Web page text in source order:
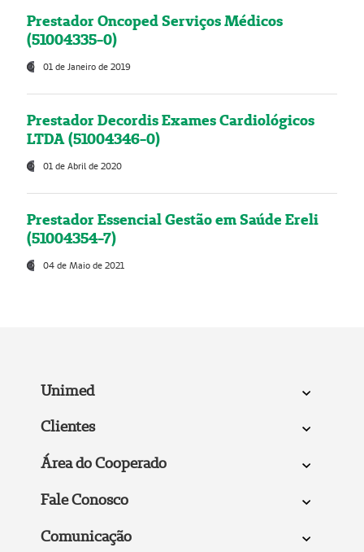
Prestador Oncoped Serviços Médicos
(51004335-0)
01 de Janeiro de 2019
Prestador Decordis Exames Cardiológicos
LTDA (51004346-0)
01 de Abril de 2020
Prestador Essencial Gestão em Saúde Ereli
(51004354-7)
04 de Maio de 2021
Unimed
Clientes
Área do Cooperado
Fale Conosco
Comunicação